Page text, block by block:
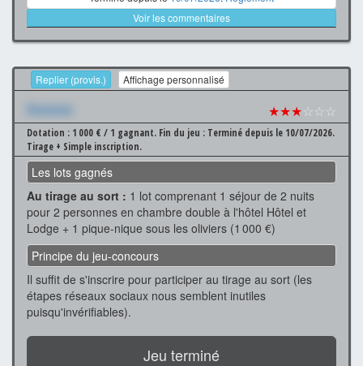
Voir les commentaires
Replier (provis.) Affichage personnalisé
Xxxxxxx ★★★☆☆☆
Dotation : 1 000 € / 1 gagnant. Fin du jeu : Terminé depuis le 10/07/2026.
Tirage + Simple inscription.
Les lots gagnés
Au tirage au sort : 1 lot comprenant 1 séjour de 2 nuits
pour 2 personnes en chambre double à l'hôtel Hôtel et
Lodge + 1 pique-nique sous les oliviers (1 000 €)
Principe du jeu-concours
Il suffit de s'inscrire pour participer au tirage au sort (les
étapes réseaux sociaux nous semblent inutiles
puisqu'invérifiables).
Jeu terminé